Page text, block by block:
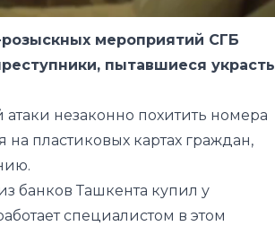
мероприятий СГБ
пытавшиеся украсть
незаконно похитить номера
пластиковых картах граждан,
банков Ташкента купил у
специалистом в этом